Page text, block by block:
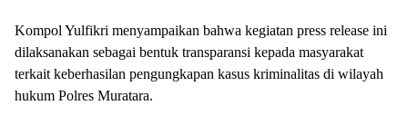
Kompol Yulfikri menyampaikan bahwa kegiatan press release ini
dilaksanakan sebagai bentuk transparansi kepada masyarakat
terkait keberhasilan pengungkapan kasus kriminalitas di wilayah
hukum Polres Muratara.